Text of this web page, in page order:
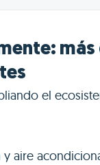
el
y aire